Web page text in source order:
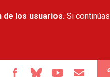
de los usuarios. Si